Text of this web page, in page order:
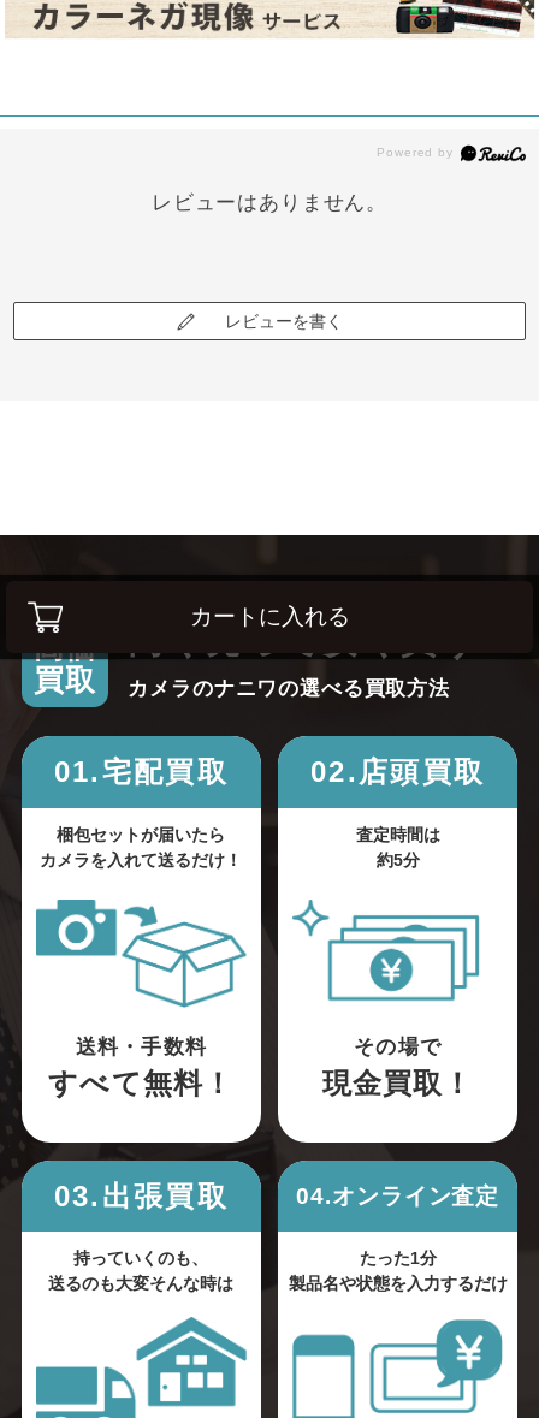
カートに入れる
レビューはありません。
レビューを書く
高価
買取
カメラのナニワの選べる買取方法
01.宅配買取
梱包セットが届いたら
カメラを入れて送るだけ！
送料・手数料
すべて無料！
02.店頭買取
査定時間は
約5分
その場で
現金買取！
03.出張買取
持っていくのも、
送るのも大変そんな時は
04.オンライン査定
たった1分
製品名や状態を入力するだけ